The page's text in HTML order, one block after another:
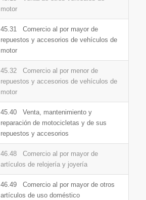
motor
45.31 Comercio al por mayor de
repuestos y accesorios de vehículos de
motor
45.32 Comercio al por menor de
repuestos y accesorios de vehículos de
motor
45.40 Venta, mantenimiento y
reparación de motocicletas y de sus
repuestos y accesorios
46.48 Comercio al por mayor de
artículos de relojería y joyería
46.49 Comercio al por mayor de otros
artículos de uso doméstico